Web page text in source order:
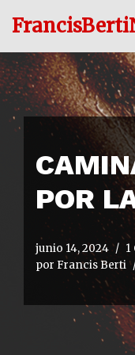
al
contenido
POR
junio 14, 2024
1
por Francis Berti